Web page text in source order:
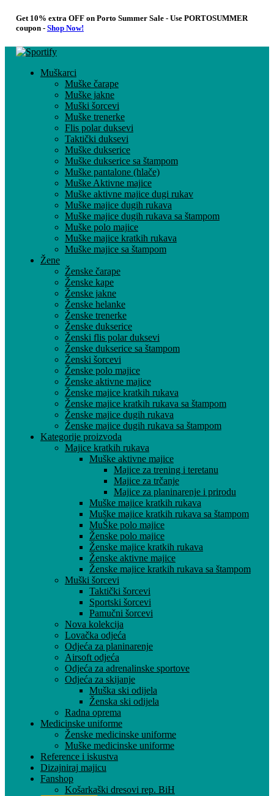
Get 10% extra OFF on Porto Summer Sale - Use PORTOSUMMER
coupon - Shop Now!
Muškarci
Muške čarape
Muške jakne
Muški šorcevi
Muške trenerke
Flis polar duksevi
Taktički duksevi
Muške dukserice
Muške dukserice sa štampom
Muške pantalone (hlače)
Muške Aktivne majice
Muške aktivne majice dugi rukav
Muške majice dugih rukava
Muške majice dugih rukava sa štampom
Muške polo majice
Muške majice kratkih rukava
Muške majice sa štampom
Žene
Ženske čarape
Ženske kape
Ženske jakne
Ženske helanke
Ženske trenerke
Ženske dukserice
Ženski flis polar duksevi
Ženske dukserice sa štampom
Ženski šorcevi
Ženske polo majice
Ženske aktivne majice
Ženske majice kratkih rukava
Ženske majice kratkih rukava sa štampom
Ženske majice dugih rukava
Ženske majice dugih rukava sa štampom
Kategorije proizvoda
Majice kratkih rukava
Muške aktivne majice
Majice za trening i teretanu
Majice za trčanje
Majice za planinarenje i prirodu
Muške majice kratkih rukava
Muške majice kratkih rukava sa štampom
MuŠke polo majice
Ženske polo majice
Ženske majice kratkih rukava
Ženske aktivne majice
Ženske majice kratkih rukava sa štampom
Muški šorcevi
Taktički šorcevi
Sportski šorcevi
Pamučni šorcevi
Nova kolekcija
Lovačka odjeća
Odjeća za planinarenje
Airsoft odjeća
Odjeća za adrenalinske sportove
Odjeća za skijanje
Muška ski odijela
Ženska ski odijela
Radna oprema
Medicinske uniforme
Ženske medicinske uniforme
Muške medicinske uniforme
Reference i iskustva
Dizajniraj majicu
Fanshop
Košarkaški dresovi rep. BiH